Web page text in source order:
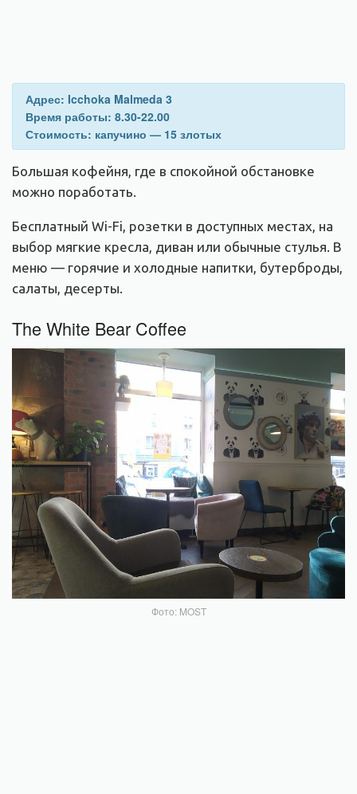
Адрес: Icchoka Malmeda 3
Время работы: 8.30-22.00
Стоимость: капучино — 15 злотых
Большая кофейня, где в спокойной обстановке
можно поработать.
Бесплатный Wi-Fi, розетки в доступных местах, на
выбор мягкие кресла, диван или обычные стулья. В
меню — горячие и холодные напитки, бутерброды,
салаты, десерты.
The White Bear Coffee
Фото: MOST